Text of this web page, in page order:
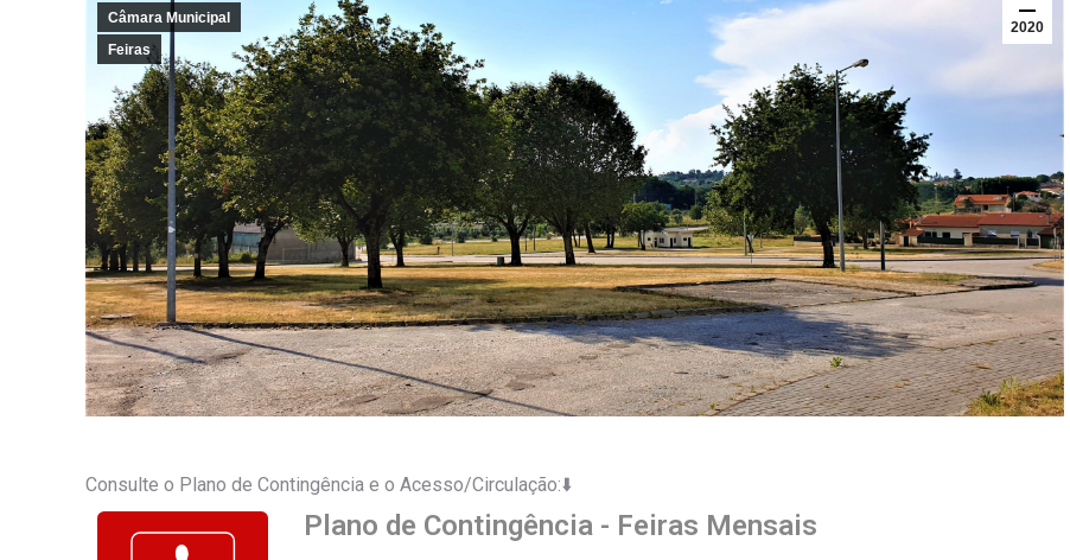
2020
Câmara Municipal
Feiras
Consulte o Plano de Contingência e o Acesso/Circulação:⬇️
Plano de Contingência - Feiras Mensais